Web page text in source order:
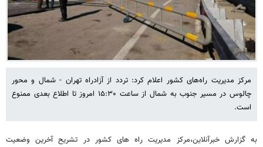
مرکز مدیریت راه‌های کشور اعلام کرد: تردد از آزادراه تهران - شمال و محور
چالوس در مسیر جنوب به شمال از ساعت ۱۵:۳۰ امروز تا اطلاع بعدی ممنوع
است.
به گزارش خبرآنلاین،مرکز مدیریت راه های کشور در تشریح آخرین وضعیت